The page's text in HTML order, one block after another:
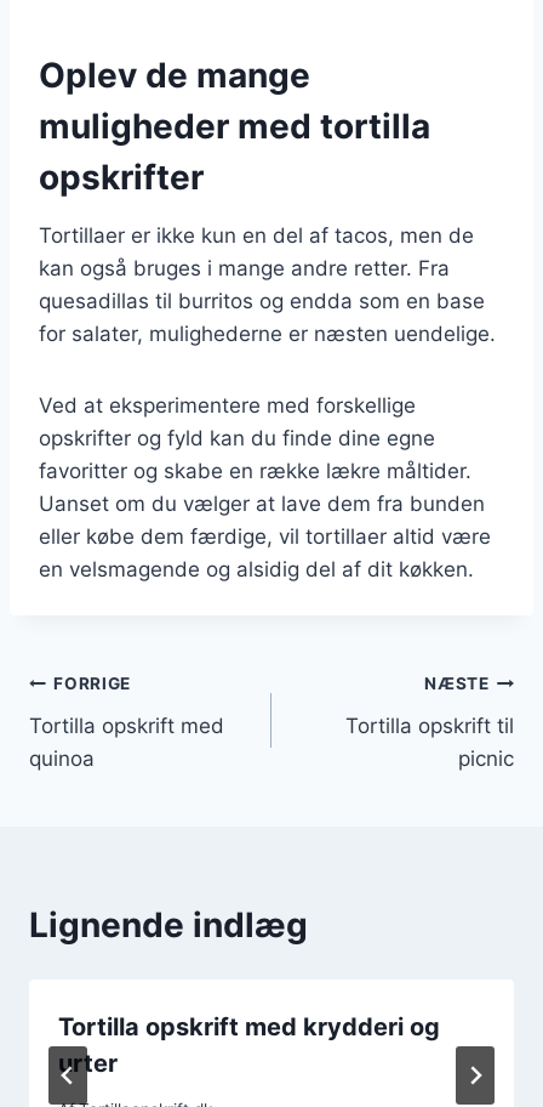
Oplev de mange
muligheder med tortilla
opskrifter
Tortillaer er ikke kun en del af tacos, men de
kan også bruges i mange andre retter. Fra
quesadillas til burritos og endda som en base
for salater, mulighederne er næsten uendelige.
Ved at eksperimentere med forskellige
opskrifter og fyld kan du finde dine egne
favoritter og skabe en række lækre måltider.
Uanset om du vælger at lave dem fra bunden
eller købe dem færdige, vil tortillaer altid være
en velsmagende og alsidig del af dit køkken.
Indlægsnavigation
FORRIGE
Tortilla opskrift med
quinoa
NÆSTE
Tortilla opskrift til
picnic
Lignende indlæg
Tortilla opskrift med krydderi og
urter